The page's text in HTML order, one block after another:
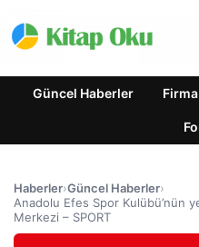
Güncel Haberler
Haberler›Güncel Haberler›
Anadolu Efes Spor Kulübü’nün
Merkezi – SPORT